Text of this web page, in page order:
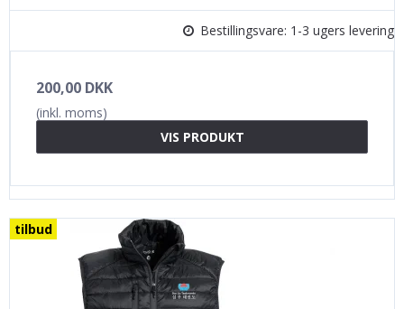
Bestillingsvare: 1-3 ugers levering
200,00 DKK
(inkl. moms)
VIS PRODUKT
tilbud